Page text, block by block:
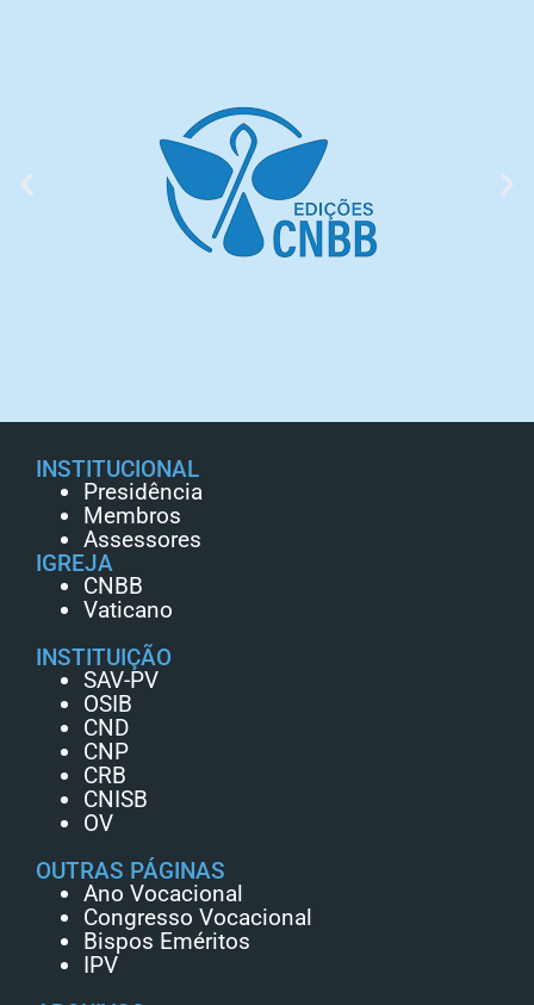
INSTITUCIONAL
Presidência
Membros
Assessores
IGREJA
CNBB
Vaticano
INSTITUIÇÃO
SAV-PV
OSIB
CND
CNP
CRB
CNISB
OV
OUTRAS PÁGINAS
Ano Vocacional
Congresso Vocacional
Bispos Eméritos
IPV